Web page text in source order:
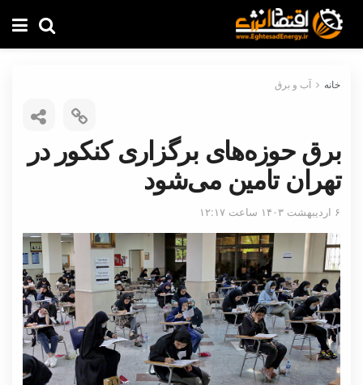
خانه آب و برق
برق حوزه‌های برگزاری کنکور در
تهران تامین می‌شود
۶ اردیبهشت ۱۴۰۳ ساعت ۱۲:۱۷